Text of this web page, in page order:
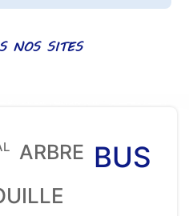
NOS SITES
ARBRE BUS